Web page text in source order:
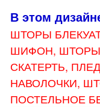
В этом
ШТОРЫ
ШИФОН, ШТОРЫ
СКАТЕРТЬ,
НАВОЛОЧКИ,
ПОСТЕЛЬНОЕ